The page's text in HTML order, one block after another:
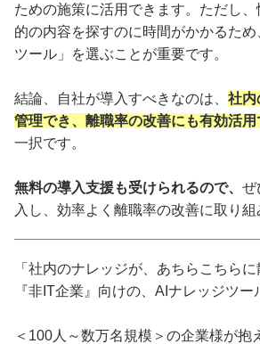
ための施策に活用できます。ただし、
的の内容を探すのに時間がかかるた
ツール」を選ぶことが重要です。
結論、自社が導入すべきなのは、 社内
管理でき、離職率の改善にも有効活用
一択です。
無料の導入支援も受けられるので、 ぜ
入し、効率よく離職率の改善に取り組
「社内のナレッジが、あちらこちらに
『非IT企業』向けの、AIナレッジツー
＜100人～数万名規模＞の企業様が抱